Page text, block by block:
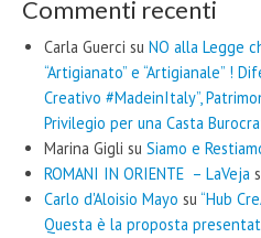
Commenti recenti
Carla Guerci su NO alla Legge
“Artigianato” e “Artigianale” !
Creativo #MadeinItaly”,
Privilegio per una Casta
Marina Gigli su Siamo e
ROMANI IN ORIENTE – LaVeja
Carlo d'Aloisio Mayo su “Hub
Questa è la proposta